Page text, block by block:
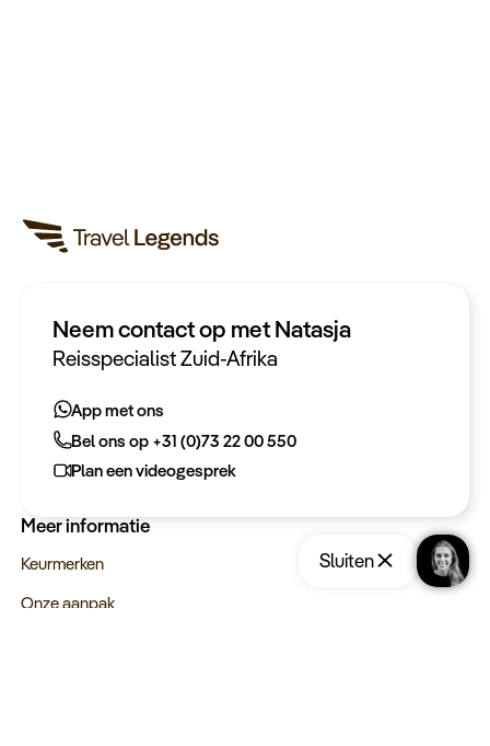
Sluiten
Neem contact op met Natasja
Reisspecialist Zuid-Afrika
App met ons
Bel ons op +31 (0)73 22 00 550
Plan een videogesprek
Heeft u een vraag?
Bel ons op +31 (0)73 22 00 550
Plan een videogesprek
Meer informatie
Keurmerken
Onze aanpak